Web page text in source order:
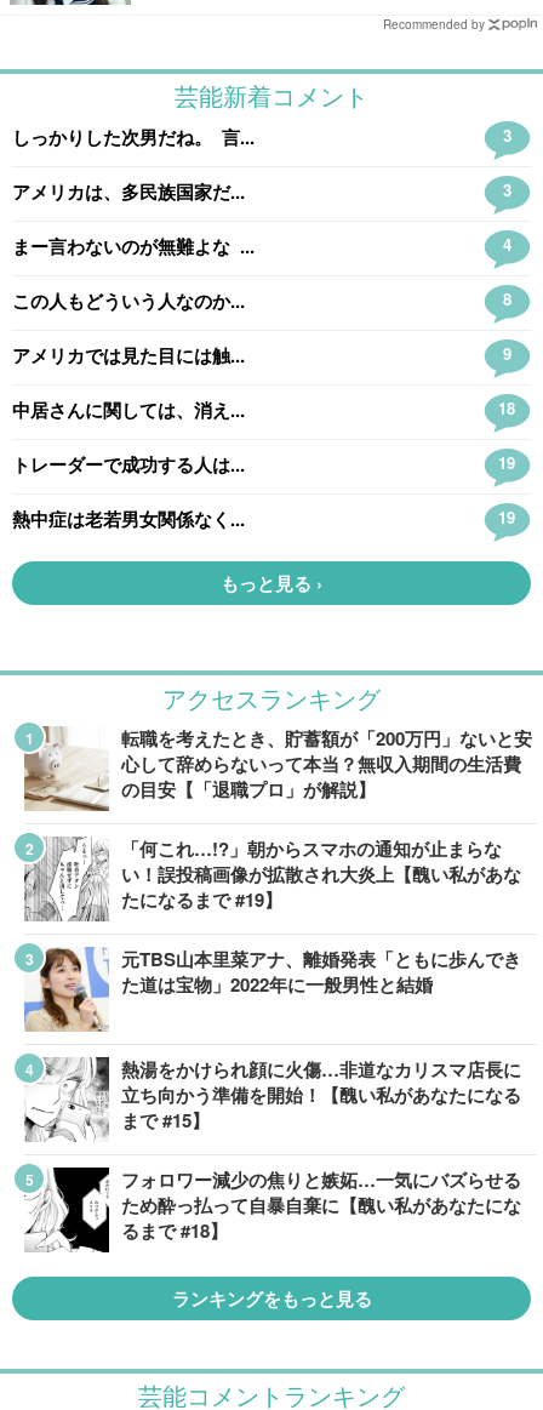
Recommended by
アクセスランキング
転職を考えたとき、貯蓄額が「200万円」ないと安
心して辞めらないって本当？無収入期間の生活費
の目安【「退職プロ」が解説】
「何これ…!?」朝からスマホの通知が止まらな
い！誤投稿画像が拡散され大炎上【醜い私があな
たになるまで #19】
元TBS山本里菜アナ、離婚発表「ともに歩んでき
た道は宝物」2022年に一般男性と結婚
熱湯をかけられ顔に火傷…非道なカリスマ店長に
立ち向かう準備を開始！【醜い私があなたになる
まで #15】
フォロワー減少の焦りと嫉妬…一気にバズらせる
ため酔っ払って自暴自棄に【醜い私があなたにな
るまで #18】
ランキングをもっと見る